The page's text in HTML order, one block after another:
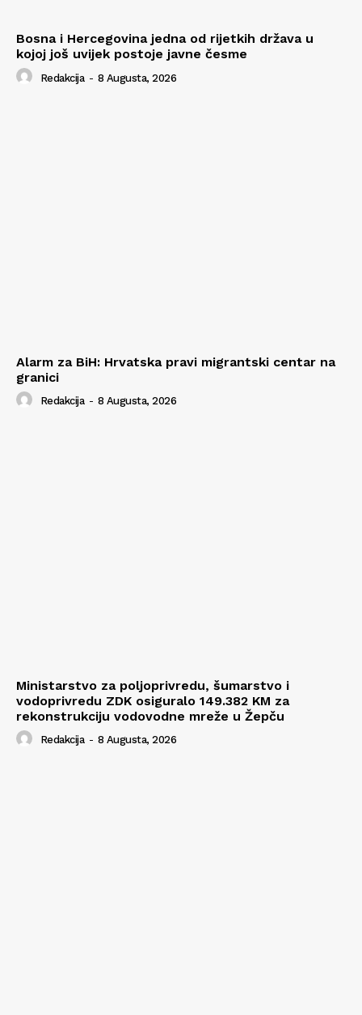
Bosna i Hercegovina jedna od rijetkih država u
kojoj još uvijek postoje javne česme
Redakcija - 8 Augusta, 2026
Alarm za BiH: Hrvatska pravi migrantski centar na
granici
Redakcija - 8 Augusta, 2026
Ministarstvo za poljoprivredu, šumarstvo i
vodoprivredu ZDK osiguralo 149.382 KM za
rekonstrukciju vodovodne mreže u Žepču
Redakcija - 8 Augusta, 2026